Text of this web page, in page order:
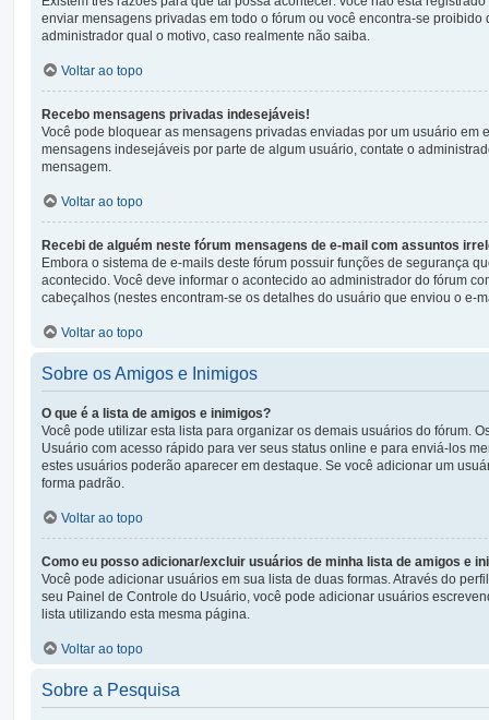
enviar mensagens privadas em todo o fórum ou você encontra-se
administrador qual o motivo, caso realmente não saiba.
Voltar ao topo
Recebo mensagens privadas indesejáveis!
Você pode bloquear as mensagens privadas enviadas por um usuário
mensagens indesejáveis por parte de algum usuário, contate o
mensagem.
Voltar ao topo
Recebi de alguém neste fórum mensagens de e-mail com assuntos
Embora o sistema de e-mails deste fórum possuir funções de segurança
acontecido. Você deve informar o acontecido ao administrador do fórum
cabeçalhos (nestes encontram-se os detalhes do usuário que enviou o e-
Voltar ao topo
Sobre os Amigos e Inimigos
O que é a lista de amigos e inimigos?
Você pode utilizar esta lista para organizar os demais usuários do fórum.
Usuário com acesso rápido para ver seus status online e para enviá-los
estes usuários poderão aparecer em destaque. Se você adicionar um
forma padrão.
Voltar ao topo
Como eu posso adicionar/excluir usuários de minha lista de amigos e
Você pode adicionar usuários em sua lista de duas formas. Através do
seu Painel de Controle do Usuário, você pode adicionar usuários
lista utilizando esta mesma página.
Voltar ao topo
Sobre a Pesquisa